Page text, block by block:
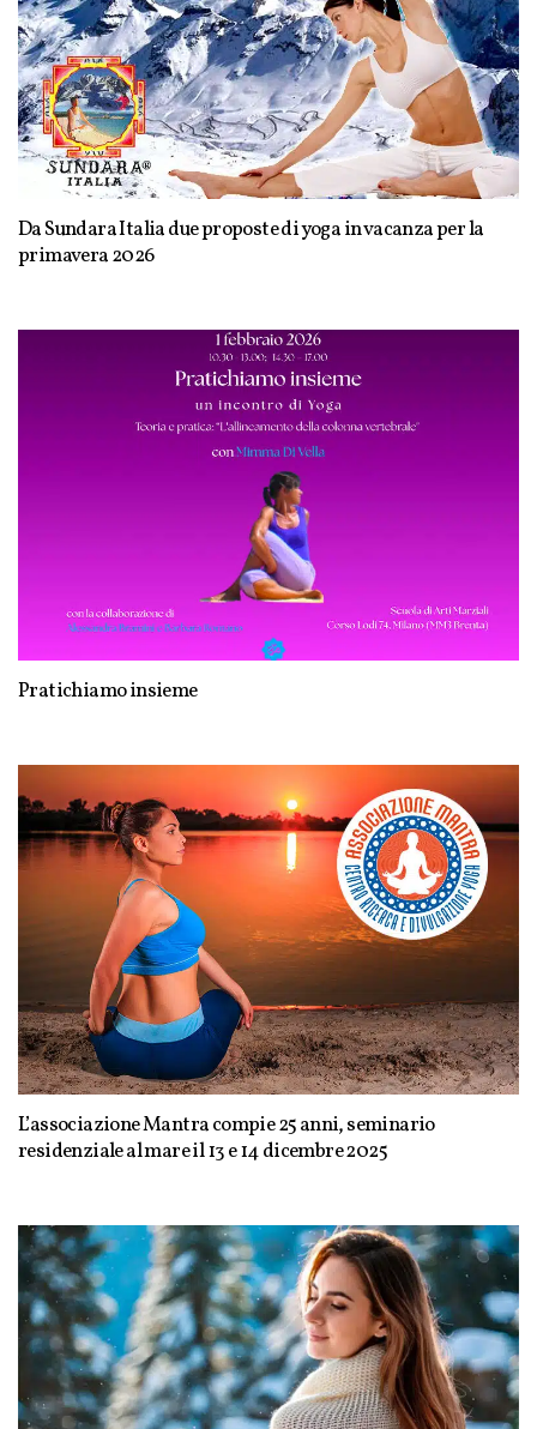
Da Sundara Italia due proposte di yoga in vacanza per la
primavera 2026
Pratichiamo insieme
L’associazione Mantra compie 25 anni, seminario
residenziale al mare il 13 e 14 dicembre 2025